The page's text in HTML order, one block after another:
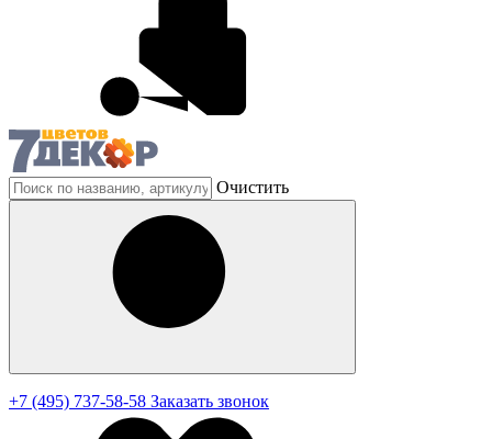
Очистить
+7 (495) 737-58-58 Заказать звонок